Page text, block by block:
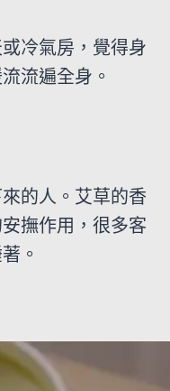
冷氣房，覺得身
流遍全身。
的人。艾草的香
撫作用，很多客
。